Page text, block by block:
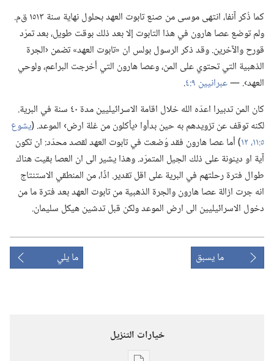
كما ذُكر آنفا،‏ انتهى موسى من صنع تابوت العهد بحلول نهاية سنة ١٥١٣ ق‌م.‏
ولم توضع عصا هارون في هذا التابوت إلا بعد ذلك بوقت طويل،‏ بعد تمرّد
قورح والآخرين.‏ وقد ذكر الرسول بولس ان «تابوت العهد» تضمن ‹الجرة
الذهبية التي تحتوي على المن،‏ وعصا هارون التي أخرجت البراعم،‏ ولوحي
العهد›.‏ —‏عبرانيين ٩:‏٤
‏.‏
كان المن تدبيرا اعدّه الله خلال اقامة الاسرائيليين مدة ٤٠ سنة في البرية.‏
لكنه توقف عن تزويدهم به حين بدأوا ‹يأكلون من غلة ارض› الموعد.‏ (‏يشوع
٥:‏١١،‏ ١٢
‏)‏ أما عصا هارون فقد وُضعت في تابوت العهد لقصد محدّد:‏ ان تكون
آية او دينونة على ذلك الجيل المتمرّد.‏ وهذا يشير الى ان العصا بقيت هناك
طوال فترة رحلتهم في البرية على اقل تقدير.‏ اذًا،‏ من المنطقي الاستنتاج
انه جرت ازالة عصا هارون والجرة الذهبية من تابوت العهد بعد فترة ما من
دخول الاسرائيليين الى ارض الموعد ولكن قبل تدشين هيكل سليمان.‏
ما يسبق ما يلي
خيارات التنزيل